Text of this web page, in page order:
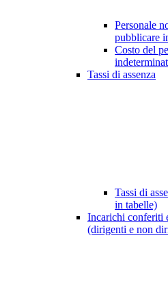
Personale
pubblicare
Costo del
Tassi di assenza
Tassi di
in tabelle)
Incarichi conferiti
(dirigenti e non